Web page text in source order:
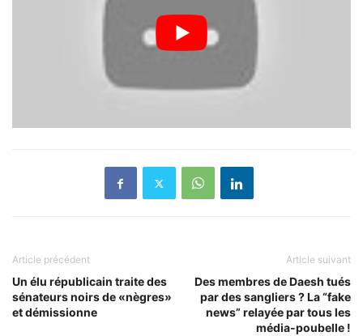
Article précédent
Un élu républicain traite des
sénateurs noirs de «nègres»
et démissionne
Article suivant
Des membres de Daesh tués
par des sangliers ? La “fake
news” relayée par tous les
média-poubelle !